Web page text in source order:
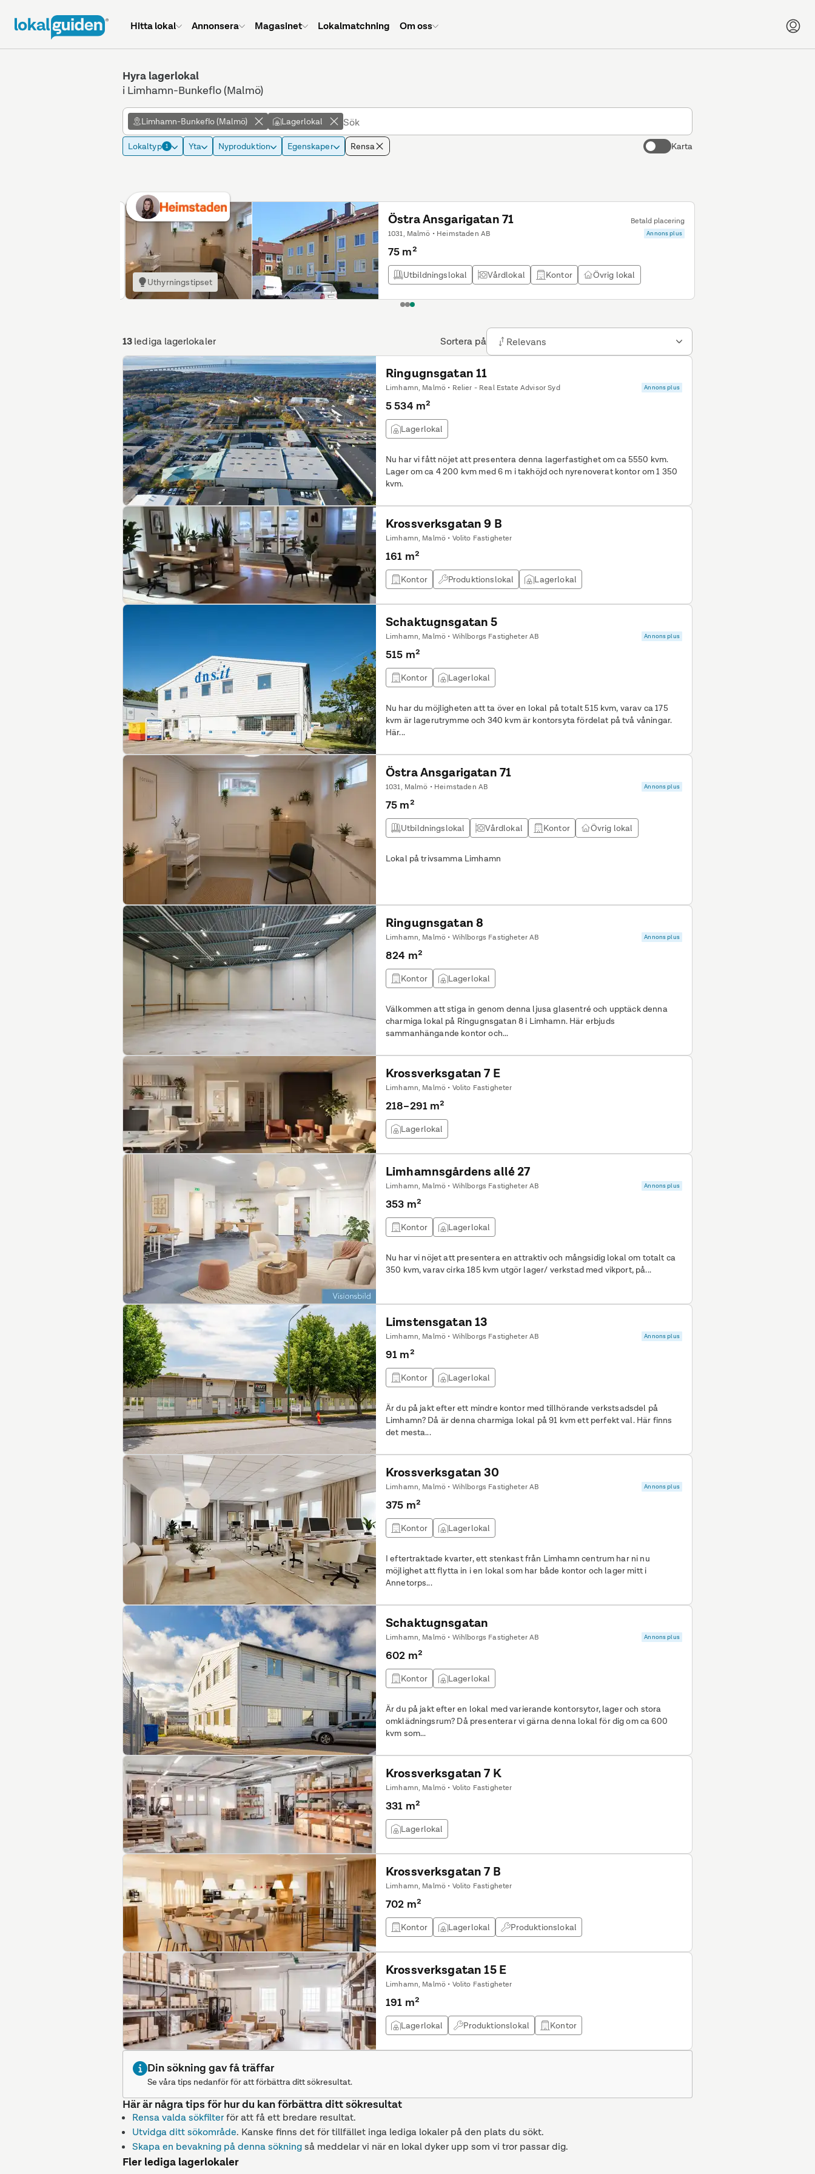
Hitta lokal Annonsera Magasinet Lokalmatchning Om oss
Hyra lagerlokal
i Limhamn-Bunkeflo (Malmö)
Limhamn-Bunkeflo (Malmö) Lagerlokal
Lokaltyp 1 Yta Nyproduktion Egenskaper Rensa Karta
13lediga lagerlokaler Sortera på Relevans
Uthyrningstipset
Östra Ansgarigatan 71
Betald placering
1031, Malmö • Heimstaden AB
Annons plus
75 m²
Utbildningslokal Vårdlokal Kontor Övrig lokal
123
Ringugnsgatan 11
Limhamn, Malmö • Relier - Real Estate Advisor Syd Annons plus
5 534 m²
Lagerlokal
Nu har vi fått nöjet att presentera denna lagerfastighet om ca 5550 kvm.
Lager om ca 4 200 kvm med 6 m i takhöjd och nyrenoverat kontor om 1 350
kvm.
Krossverksgatan 9 B
Limhamn, Malmö • Volito Fastigheter
161 m²
Kontor Produktionslokal Lagerlokal
Schaktugnsgatan 5
Limhamn, Malmö • Wihlborgs Fastigheter AB Annons plus
515 m²
Kontor Lagerlokal
Nu har du möjligheten att ta över en lokal på totalt 515 kvm, varav ca 175
kvm är lagerutrymme och 340 kvm är kontorsyta fördelat på två våningar.
Här...
Östra Ansgarigatan 71
1031, Malmö • Heimstaden AB Annons plus
75 m²
Utbildningslokal Vårdlokal Kontor Övrig lokal
Lokal på trivsamma Limhamn
Ringugnsgatan 8
Limhamn, Malmö • Wihlborgs Fastigheter AB Annons plus
824 m²
Kontor Lagerlokal
Välkommen att stiga in genom denna ljusa glasentré och upptäck denna
charmiga lokal på Ringugnsgatan 8 i Limhamn. Här erbjuds
sammanhängande kontor och...
Krossverksgatan 7 E
Limhamn, Malmö • Volito Fastigheter
218–291 m²
Lagerlokal
Limhamnsgårdens allé 27
Limhamn, Malmö • Wihlborgs Fastigheter AB Annons plus
353 m²
Kontor Lagerlokal
Nu har vi nöjet att presentera en attraktiv och mångsidig lokal om totalt ca
350 kvm, varav cirka 185 kvm utgör lager/ verkstad med vikport, på...
Limstensgatan 13
Limhamn, Malmö • Wihlborgs Fastigheter AB Annons plus
91 m²
Kontor Lagerlokal
Är du på jakt efter ett mindre kontor med tillhörande verkstsadsdel på
Limhamn? Då är denna charmiga lokal på 91 kvm ett perfekt val. Här finns
det mesta...
Krossverksgatan 30
Limhamn, Malmö • Wihlborgs Fastigheter AB Annons plus
375 m²
Kontor Lagerlokal
I eftertraktade kvarter, ett stenkast från Limhamn centrum har ni nu
möjlighet att flytta in i en lokal som har både kontor och lager mitt i
Annetorps...
Schaktugnsgatan
Limhamn, Malmö • Wihlborgs Fastigheter AB Annons plus
602 m²
Kontor Lagerlokal
Är du på jakt efter en lokal med varierande kontorsytor, lager och stora
omklädningsrum? Då presenterar vi gärna denna lokal för dig om ca 600
kvm som...
Krossverksgatan 7 K
Limhamn, Malmö • Volito Fastigheter
331 m²
Lagerlokal
Krossverksgatan 7 B
Limhamn, Malmö • Volito Fastigheter
702 m²
Kontor Lagerlokal Produktionslokal
Krossverksgatan 15 E
Limhamn, Malmö • Volito Fastigheter
191 m²
Lagerlokal Produktionslokal Kontor
Din sökning gav få träffar
Se våra tips nedanför för att förbättra ditt sökresultat.
Här är några tips för hur du kan förbättra ditt sökresultat
Rensa valda sökfilterför att få ett bredare resultat.
Utvidga ditt sökområde. Kanske finns det för tillfället inga lediga lokaler på den plats du sökt.
Skapa en bevakning på denna sökningså meddelar vi när en lokal dyker upp som vi tror passar dig.
Fler lediga lagerlokaler